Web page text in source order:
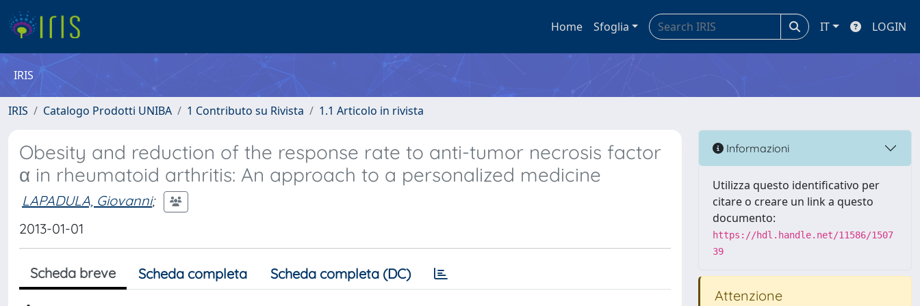
Home Sfoglia IT LOGIN
IRIS
IRIS Catalogo Prodotti UNIBA 1 Contributo su Rivista 1.1 Articolo in rivista
Obesity and reduction of the response rate to anti-tumor necrosis factor
α in rheumatoid arthritis: An approach to a personalized medicine
LAPADULA, Giovanni;
2013-01-01
Scheda breve Scheda completa Scheda completa (DC)
Informazioni
Utilizza questo identificativo per
citare o creare un link a questo
documento:
https://hdl.handle.net/11586/1507
39
Attenzione